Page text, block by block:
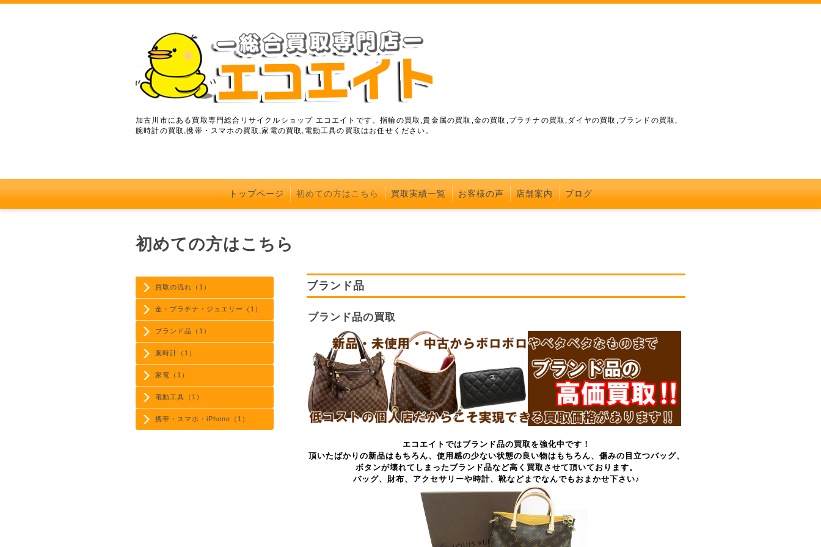
加古川市にある買取専門総合リサイクルショップ エコエイトです。指輪の買取,貴金属の買取,金の買取,プラチナの買取,ダイヤの買取,ブランドの買取,
腕時計の買取,携帯・スマホの買取,家電の買取,電動工具の買取はお任せください。
トップページ 初めての方はこちら 買取実績一覧 お客様の声 店舗案内 ブログ
買取の流れ（1）
金・プラチナ・ジュエリー（1）
ブランド品（1）
腕時計（1）
家電（1）
電動工具（1）
携帯・スマホ・iPhone（1）
初めての方はこちら
ブランド品
ブランド品の買取
エコエイトではブランド品の買取を強化中です！
頂いたばかりの新品はもちろん、使用感の少ない状態の良い物はもちろん、傷みの目立つバッグ、
ボタンが壊れてしまったブランド品など高く買取させて頂いております。
バッグ、財布、アクセサリーや時計、靴などまでなんでもおまかせ下さい♪